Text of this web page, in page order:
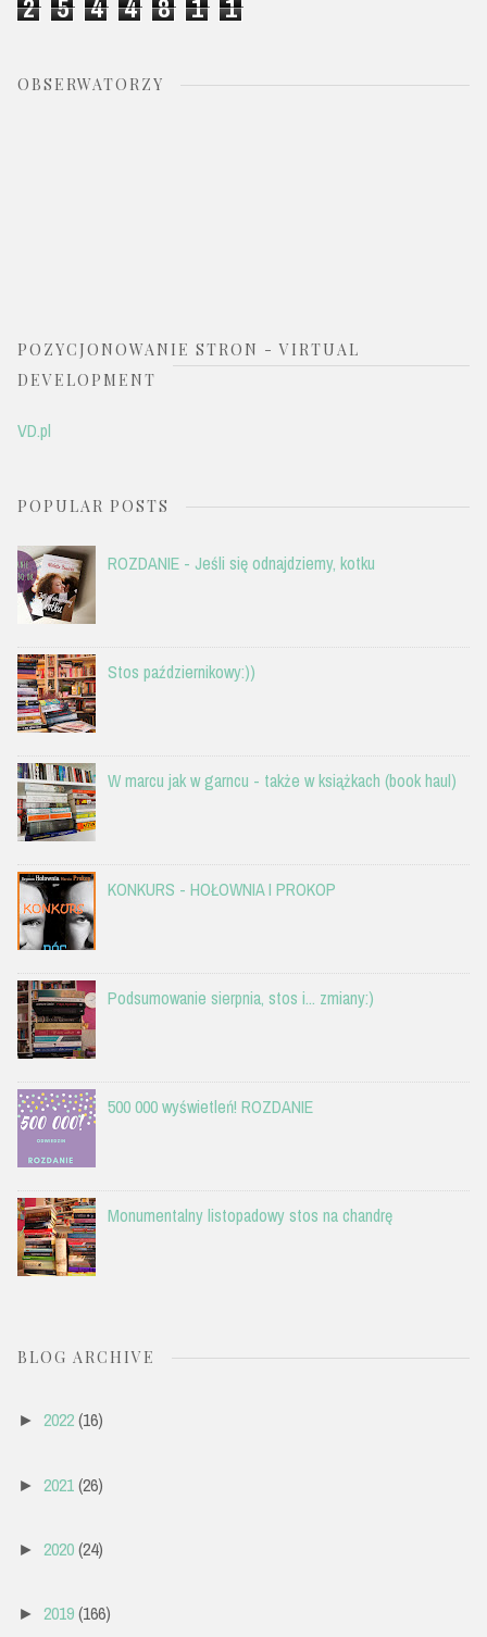
2 5 4 4 8 1 1
OBSERWATORZY
POZYCJONOWANIE STRON - VIRTUAL
DEVELOPMENT
VD.pl
POPULAR POSTS
ROZDANIE - Jeśli się odnajdziemy, kotku
Stos październikowy:))
W marcu jak w garncu - także w książkach (book haul)
KONKURS - HOŁOWNIA I PROKOP
Podsumowanie sierpnia, stos i... zmiany:)
500 000 wyświetleń! ROZDANIE
Monumentalny listopadowy stos na chandrę
BLOG ARCHIVE
► 2022(16)
► 2021(26)
► 2020(24)
► 2019(166)